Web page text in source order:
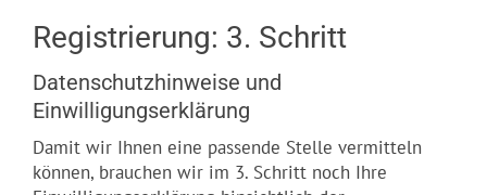
Registrierung: 3. Schritt
Datenschutzhinweise und
Einwilligungserklärung
Damit wir Ihnen eine passende Stelle vermitteln
können, brauchen wir im 3. Schritt noch Ihre